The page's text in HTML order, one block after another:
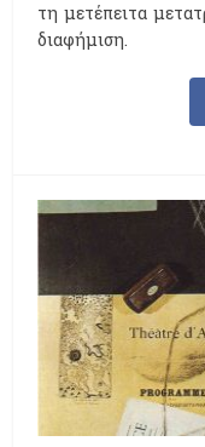
τη μετέπειτα
διαφήμιση.